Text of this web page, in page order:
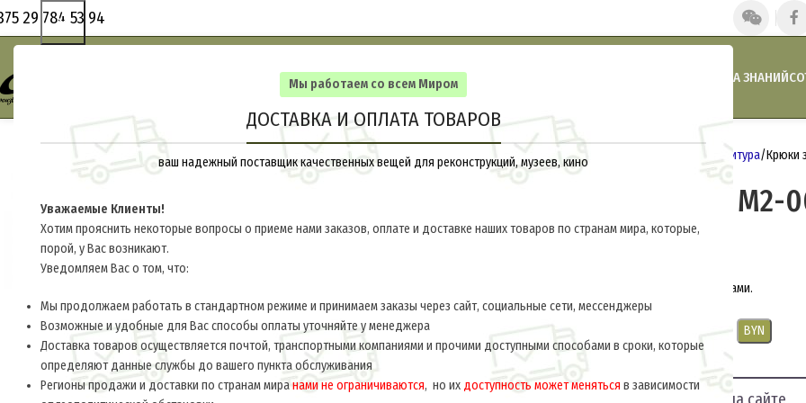
Мы работаем со всем Миром
ДОСТАВКА И ОПЛАТА ТОВАРОВ
ваш надежный поставщик качественных вещей для реконструкций, музеев, кино
Уважаемые Клиенты!
Хотим прояснить некоторые вопросы о приеме нами заказов, оплате и доставке наших товаров по странам мира, которые,
порой, у Вас возникают.
Уведомляем Вас о том, что:
Мы продолжаем работать в стандартном режиме и принимаем заказы через сайт, социальные сети, мессенджеры
Возможные и удобные для Вас способы оплаты уточняйте у менеджера
Доставка товаров осуществляется почтой, транспортными компаниями и прочими доступными способами в сроки, которые
определяют данные службы до вашего пункта обслуживания
Регионы продажи и доставки по странам миранами не ограничиваются, но их доступность может меняться в зависимости
29 784 53 94
ГЛАВНАЯ БАЗА ЗНАНИЙ
Главная Фурнитура Крюки
Крюки задние M2-
Вшиваются в фельдрок над фалдами.
PLN BYN